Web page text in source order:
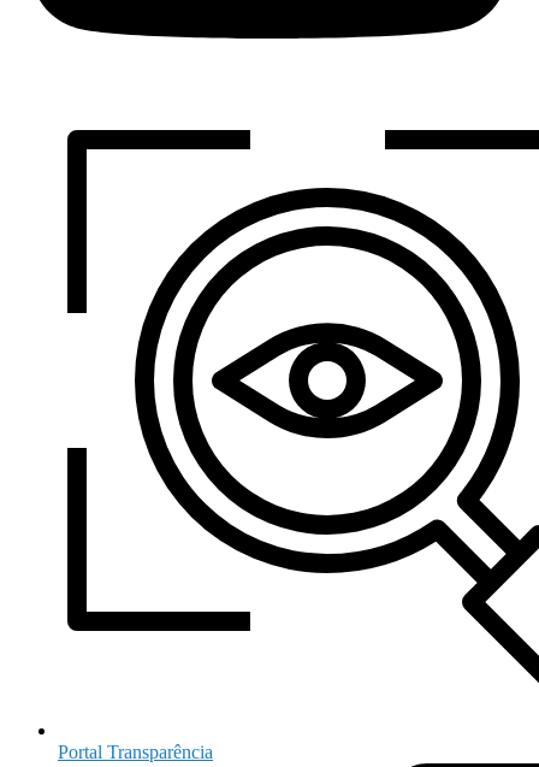
Portal Transparência